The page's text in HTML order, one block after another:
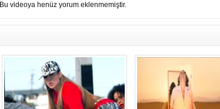
Bu videoya henüz yorum eklenmemiştir.